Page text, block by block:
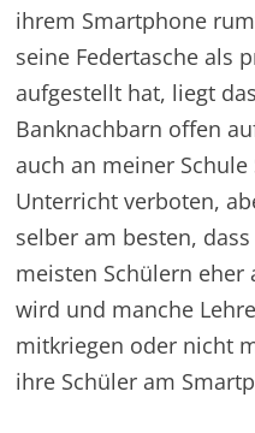
ihrem Smartphone
seine Federtasche als
aufgestellt hat, liegt
Banknachbarn offen
auch an meiner
Unterricht verboten,
selber am besten,
meisten Schülern eher
wird und manche
mitkriegen oder nicht
ihre Schüler am